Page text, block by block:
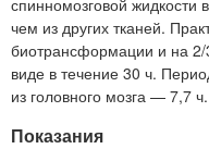
чем из других тканей.
биотрансформации и на
виде в течение 30 ч.
из головного мозга — 7,7 ч.
Показания